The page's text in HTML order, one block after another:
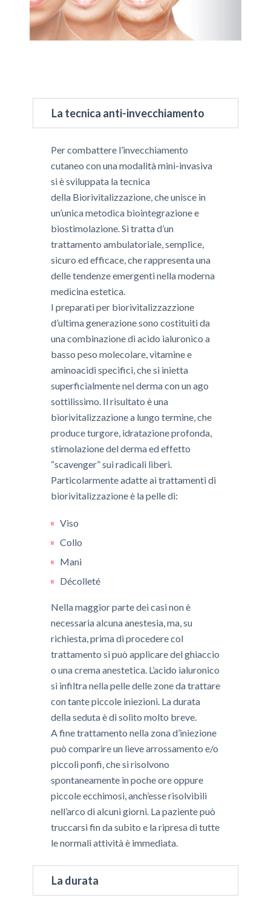
La tecnica anti-invecchiamento
Per combattere l’invecchiamento
cutaneo con una modalità mini-invasiva
si è sviluppata la tecnica
della Biorivitalizzazione, che unisce in
un’unica metodica biointegrazione e
biostimolazione. Si tratta d’un
trattamento ambulatoriale, semplice,
sicuro ed efficace, che rappresenta una
delle tendenze emergenti nella moderna
medicina estetica.
I preparati per biorivitalizzazzione
d’ultima generazione sono costituiti da
una combinazione di acido ialuronico a
basso peso molecolare, vitamine e
aminoacidi specifici, che si inietta
superficialmente nel derma con un ago
sottilissimo. Il risultato è una
biorivitalizzazione a lungo termine, che
produce turgore, idratazione profonda,
stimolazione del derma ed effetto
“scavenger” sui radicali liberi.
Particolarmente adatte ai trattamenti di
biorivitalizzazione è la pelle di:
Viso
Collo
Mani
Décolleté
Nella maggior parte dei casi non è
necessaria alcuna anestesia, ma, su
richiesta, prima di procedere col
trattamento si può applicare del ghiaccio
o una crema anestetica. L’acido ialuronico
si infiltra nella pelle delle zone da trattare
con tante piccole iniezioni. La durata
della seduta è di solito molto breve.
A fine trattamento nella zona d’iniezione
può comparire un lieve arrossamento e/o
piccoli ponfi, che si risolvono
spontaneamente in poche ore oppure
piccole ecchimosi, anch’esse risolvibili
nell’arco di alcuni giorni. La paziente può
truccarsi fin da subito e la ripresa di tutte
le normali attività è immediata.
La durata